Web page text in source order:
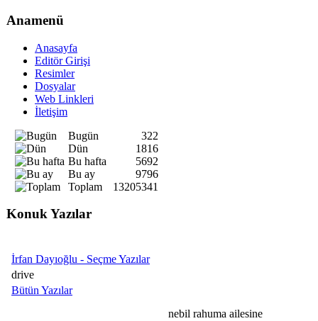
Anamenü
Anasayfa
Editör Girişi
Resimler
Dosyalar
Web Linkleri
İletişim
Bugün
322
Dün
1816
Bu hafta
5692
Bu ay
9796
Toplam
13205341
Konuk Yazılar
İrfan Dayıoğlu - Seçme Yazılar
drive
Bütün Yazılar
nebil rahuma ailesine